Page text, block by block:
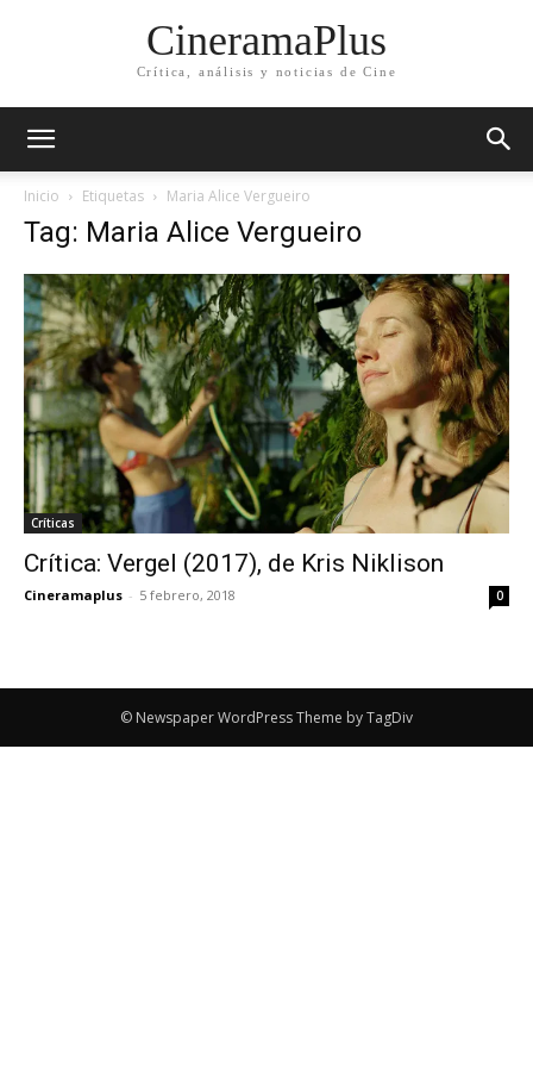
CineramaPlus
Crítica, análisis y noticias de Cine
Inicio Etiquetas Maria Alice Vergueiro
Tag: Maria Alice Vergueiro
Críticas
Crítica: Vergel (2017), de Kris Niklison
Cineramaplus - 5 febrero, 2018 0
© Newspaper WordPress Theme by TagDiv